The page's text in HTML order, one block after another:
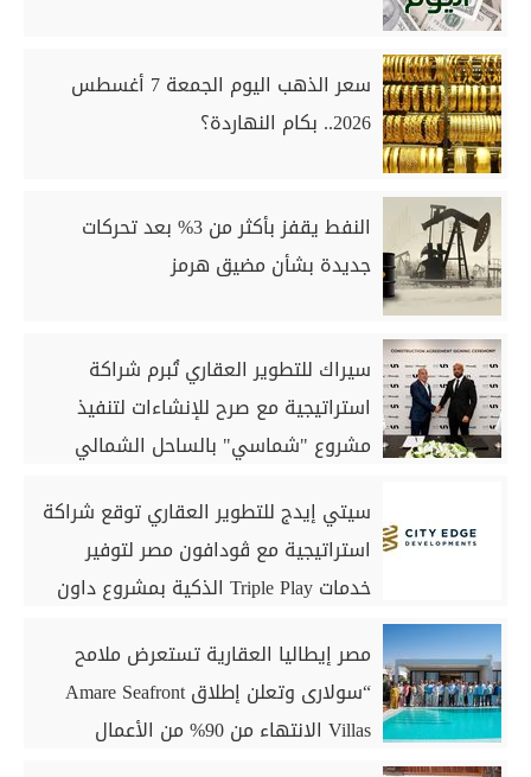
سعر الذهب اليوم الجمعة 7 أغسطس
2026.. بكام النهاردة؟
النفط يقفز بأكثر من 3% بعد تحركات
جديدة بشأن مضيق هرمز
سيراك للتطوير العقاري تُبرم شراكة
استراتيجية مع صرح للإنشاءات لتنفيذ
مشروع "شماسي" بالساحل الشمالي
سيتي إيدج للتطوير العقاري توقع شراكة
استراتيجية مع ڤودافون مصر لتوفير
خدمات Triple Play الذكية بمشروع داون
مصر إيطاليا العقارية تستعرض ملامح
“سولارى وتعلن إطلاق Amare Seafront
Villas الانتهاء من 90% من الأعمال